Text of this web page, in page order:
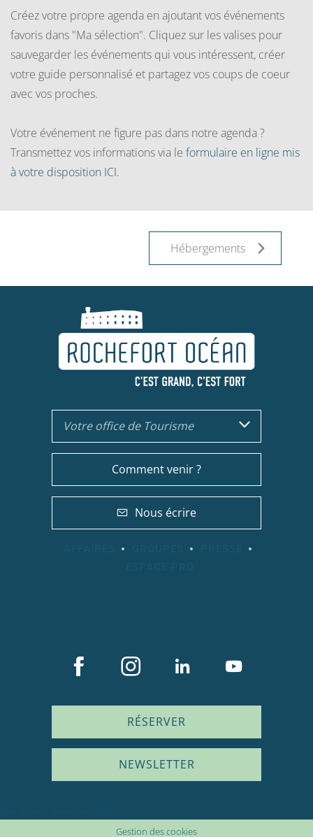
Créez votre propre agenda en ajoutant vos événements
favoris dans "Ma sélection". Cliquez sur les valises pour
sauvegarder les événements qui vous intéressent, créer
votre guide personnalisé et partagez vos coups de coeur
avec vos proches.
Votre événement ne figure pas dans notre agenda ?
Transmettez vos informations via le formulaire en ligne mis
à votre disposition ICI.
Hébergements
Votre office de Tourisme
Comment venir ?
Nous écrire
RÉSERVER
NEWSLETTER
Gestion des cookies